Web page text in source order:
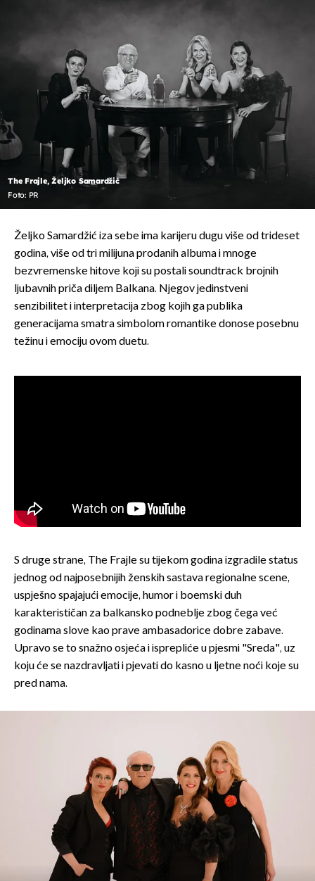
The Frajle, Željko Samardžić
Foto: PR
Željko Samardžić iza sebe ima karijeru dugu više od trideset
godina, više od tri milijuna prodanih albuma i mnoge
bezvremenske hitove koji su postali soundtrack brojnih
ljubavnih priča diljem Balkana. Njegov jedinstveni
senzibilitet i interpretacija zbog kojih ga publika
generacijama smatra simbolom romantike donose posebnu
težinu i emociju ovom duetu.
S druge strane, The Frajle su tijekom godina izgradile status
jednog od najposebnijih ženskih sastava regionalne scene,
uspješno spajajući emocije, humor i boemski duh
karakterističan za balkansko podneblje zbog čega već
godinama slove kao prave ambasadorice dobre zabave.
Upravo se to snažno osjeća i isprepliće u pjesmi "Sreda", uz
koju će se nazdravljati i pjevati do kasno u ljetne noći koje su
pred nama.